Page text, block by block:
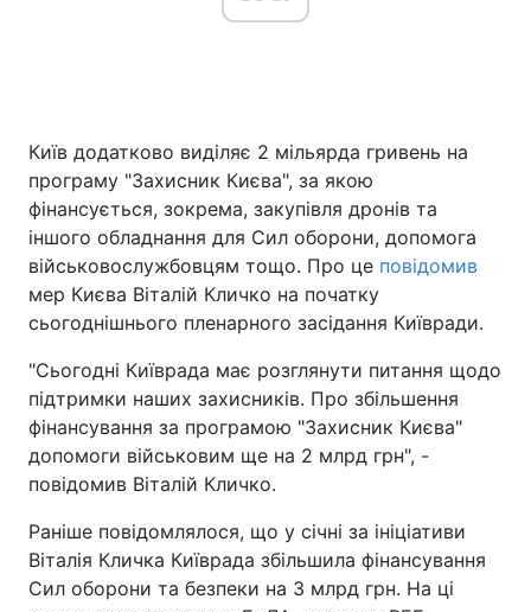
Київ додатково виділяє 2 мільярда гривень на
програму "Захисник Києва", за якою
фінансується, зокрема, закупівля дронів та
іншого обладнання для Сил оборони, допомога
військовослужбовцям тощо. Про це повідомив
мер Києва Віталій Кличко на початку
сьогоднішнього пленарного засідання Київради.
"Сьогодні Київрада має розглянути питання щодо
підтримки наших захисників. Про збільшення
фінансування за програмою "Захисник Києва"
допомоги військовим ще на 2 млрд грн", -
повідомив Віталій Кличко.
Раніше повідомлялося, що у січні за ініціативи
Віталія Кличка Київрада збільшила фінансування
Сил оборони та безпеки на 3 млрд грн. На ці